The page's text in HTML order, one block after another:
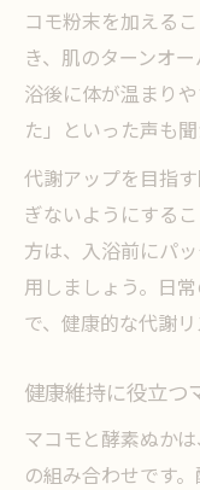
コモ粉末を加える
き、肌のターンオ
浴後に体が温まり
た」といった声も聞
代謝アップを目指
ぎないようにする
方は、入浴前にパ
用しましょう。日
で、健康的な代謝
健康維持に役立つ
マコモと酵素ぬか
の組み合わせです